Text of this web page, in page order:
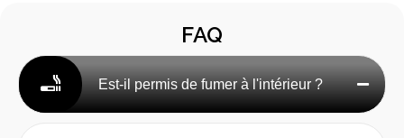
FAQ
Est-il permis de fumer à l'intérieur ?